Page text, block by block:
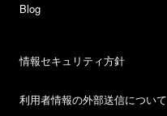
Blog
情報セキュリティ方針
利用者情報の外部送信について